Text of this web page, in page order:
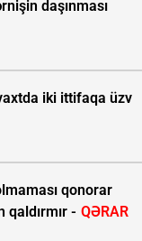
daşınması
iki ittifaqa üzv
qonorar
- QƏRAR